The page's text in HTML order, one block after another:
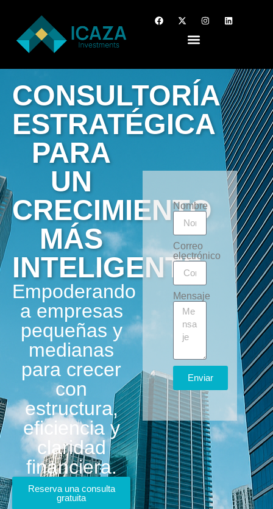
CONSULTORÍA
ESTRATÉGICA
PARA
UN
CRECIMIENTO
MÁS
INTELIGENTE
Empoderando
a empresas
pequeñas y
medianas
para crecer
con
estructura,
eficiencia y
claridad
financiera.
Reserva una consulta
gratuita
Nombre
Correo
electrónico
Mensaje
Enviar